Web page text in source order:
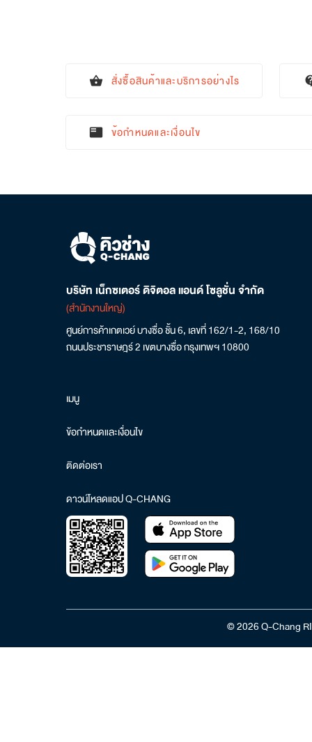
shopping_basket สั่งซื้อสินค้าและบริการอย่างไร
featured_play_list ข้อกำหนดและเงื่อนไข
บริษัท เน็กซเตอร์ ดิจิตอล แอนด์ โซลูชั่น จำกัด
(สำนักงานใหญ่)
ศูนย์การค้าเกตเวย์ บางซื่อ ชั้น 6, เลขที่ 162/1-2, 168/10
ถนนประชาราษฎร์ 2 เขตบางซื่อ กรุงเทพฯ 10800
เมนู
ข้อกำหนดและเงื่อนไข
ติดต่อเรา
ดาวน์โหลดแอป Q-CHANG
© 2026 Q-Chang